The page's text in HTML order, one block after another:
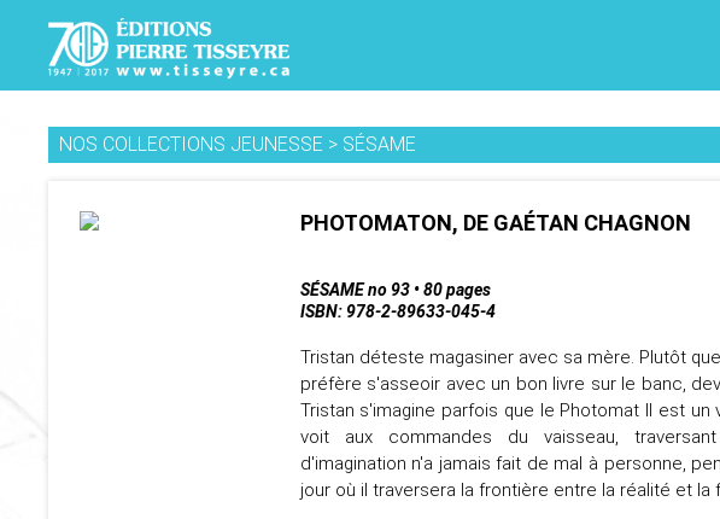
NOS COLLECTIONS JEUNESSE > SÉSAME
PHOTOMATON, DE GAÉTAN CHAGNON
SÉSAME no 93 • 80 pages
ISBN: 978-2-89633-045-4
Tristan déteste magasiner avec sa mère. Plutôt
préfère s'asseoir avec un bon livre sur le banc,
Tristan s'imagine parfois que le Photomat II est
voit aux commandes du vaisseau,
d'imagination n'a jamais fait de mal à personne,
jour où il traversera la frontière entre la réalité et la